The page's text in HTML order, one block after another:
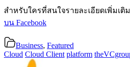
สำหรับใครที่สนใจรายละเอียดเพิ่มเ
บน Facebook
Business, Featured
Cloud Cloud Client platform